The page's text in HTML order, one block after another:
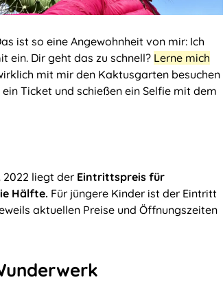
ist so eine Angewohnheit von mir: Ich
ein. Dir geht das zu schnell? Lerne mich
mit mir den Kaktusgarten besuchen
Ticket und schießen ein Selfie mit dem
liegt der Eintrittspreis für
Hälfte. Für jüngere Kinder ist der Eintritt
aktuellen Preise und Öffnungszeiten